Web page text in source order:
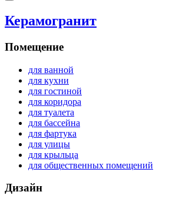
Керамогранит
Помещение
для ванной
для кухни
для гостиной
для коридора
для туалета
для бассейна
для фартука
для улицы
для крыльца
для общественных помещений
Дизайн